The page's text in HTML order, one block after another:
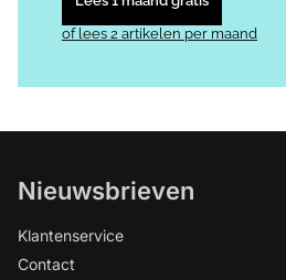
of lees 2 artikelen per maand
Nieuwsbrieven
Klantenservice
Contact